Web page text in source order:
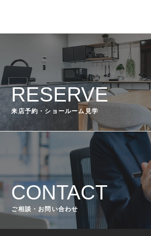
RESERVE
来店予約・ショールーム見学
CONTACT
ご相談・お問い合わせ